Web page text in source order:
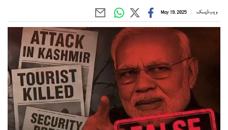
ویب ڈیسک May 19, 2025